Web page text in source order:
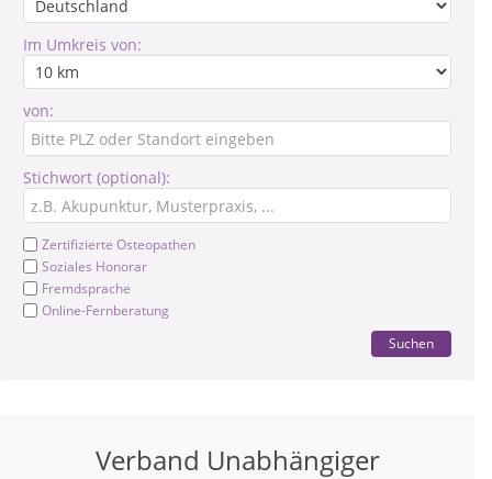
Im Umkreis von:
von:
Stichwort (optional):
Zertifizierte Osteopathen
Soziales Honorar
Fremdsprache
Online-Fernberatung
Suchen
Verband Unabhängiger